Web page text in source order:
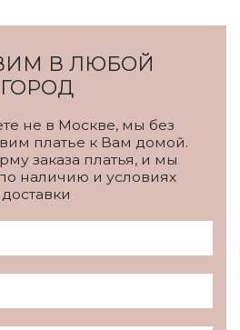
В ЛЮБОЙ
ГОРОД
не в Москве, мы без
платье к Вам домой.
заказа платья, и мы
наличию и условиях
доставки